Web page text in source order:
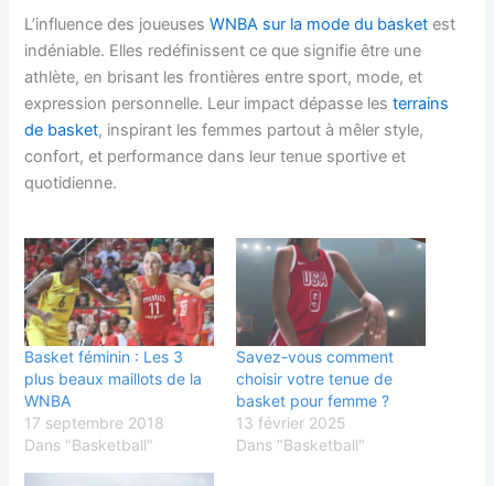
L’influence des joueusesWNBA sur la mode du basket est
indéniable. Elles redéfinissent ce que signifie être une
athlète, en brisant les frontières entre sport, mode, et
expression personnelle. Leur impact dépasse lesterrains
de basket, inspirant les femmes partout à mêler style,
confort, et performance dans leur tenue sportive et
quotidienne.
Basket féminin : Les 3
plus beaux maillots de la
WNBA
17 septembre 2018
Dans "Basketball"
Savez-vous comment
choisir votre tenue de
basket pour femme ?
13 février 2025
Dans "Basketball"